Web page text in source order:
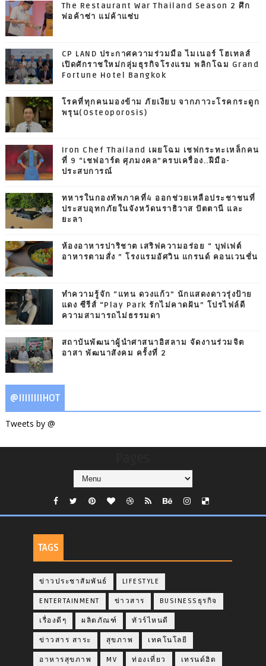
The Restaurant War Thailand Season 2 ศึก
พ่อค้าซ่า แม่ค้าแซ่บ
CP LAND ประกาศความร่วมมือ ไมเนอร์ โฮเทลส์
เปิดศักราชใหม่กลุ่มธุรกิจโรงแรม พลิกโฉม Grand
Fortune Hotel Bangkok
โรคที่ทุกคนมองข้าม ภัยเงียบ จากภาวะโรคกระดูก
พรุน(Osteoporosis)
Iron Chef Thailand เผยโฉม เชฟกระทะเหล็กคน
ที่ 9 “เชฟอาร์ต ศุภมงคล”ครบเครื่อง..ฝีมือ-
ประสบการณ์
ทหารในกองทัพภาคที่4 ออกช่วยเหลือประชาชนที่
ประสบอุทกภัยในจังหวัดนราธิวาส ปัตตานี และ
ยะลา
ห้องอาหารปาริชาต เสริฟความอร่อย “ บุฟเฟต์
อาหารตามสั่ง ” โรงแรมอัศวิน แกรนด์ คอนเวนชั่น
ทำความรู้จัก “แทน ดวงแก้ว” นักแสดงดาวรุ่งป้าย
แดง ซีรีส์ “Play Park รักไม่คาดฝัน” โปรไฟล์ดี
ความสามารถไม่ธรรมดา
สถาบันพัฒนาผู้นำศาสนาอิสลาม จัดงานร่วมจิต
อาสา พัฒนาสังคม ครั้งที่ 2
@IIIIIIIIHOT
Tweets by @
TAGS
ข่าวประชาสัมพันธ์ LIFESTYLE
ENTERTAINMENT ข่าวสาร BUSINESSธุรกิจ
เรื่องดีๆ ผลิตภัณฑ์ ทัวร์ไหนดี
ข่าวสาร สาระ สุขภาพ เทคโนโลยี
อาหารสุขภาพ MV ท่องเที่ยว เทรนด์ฮิต